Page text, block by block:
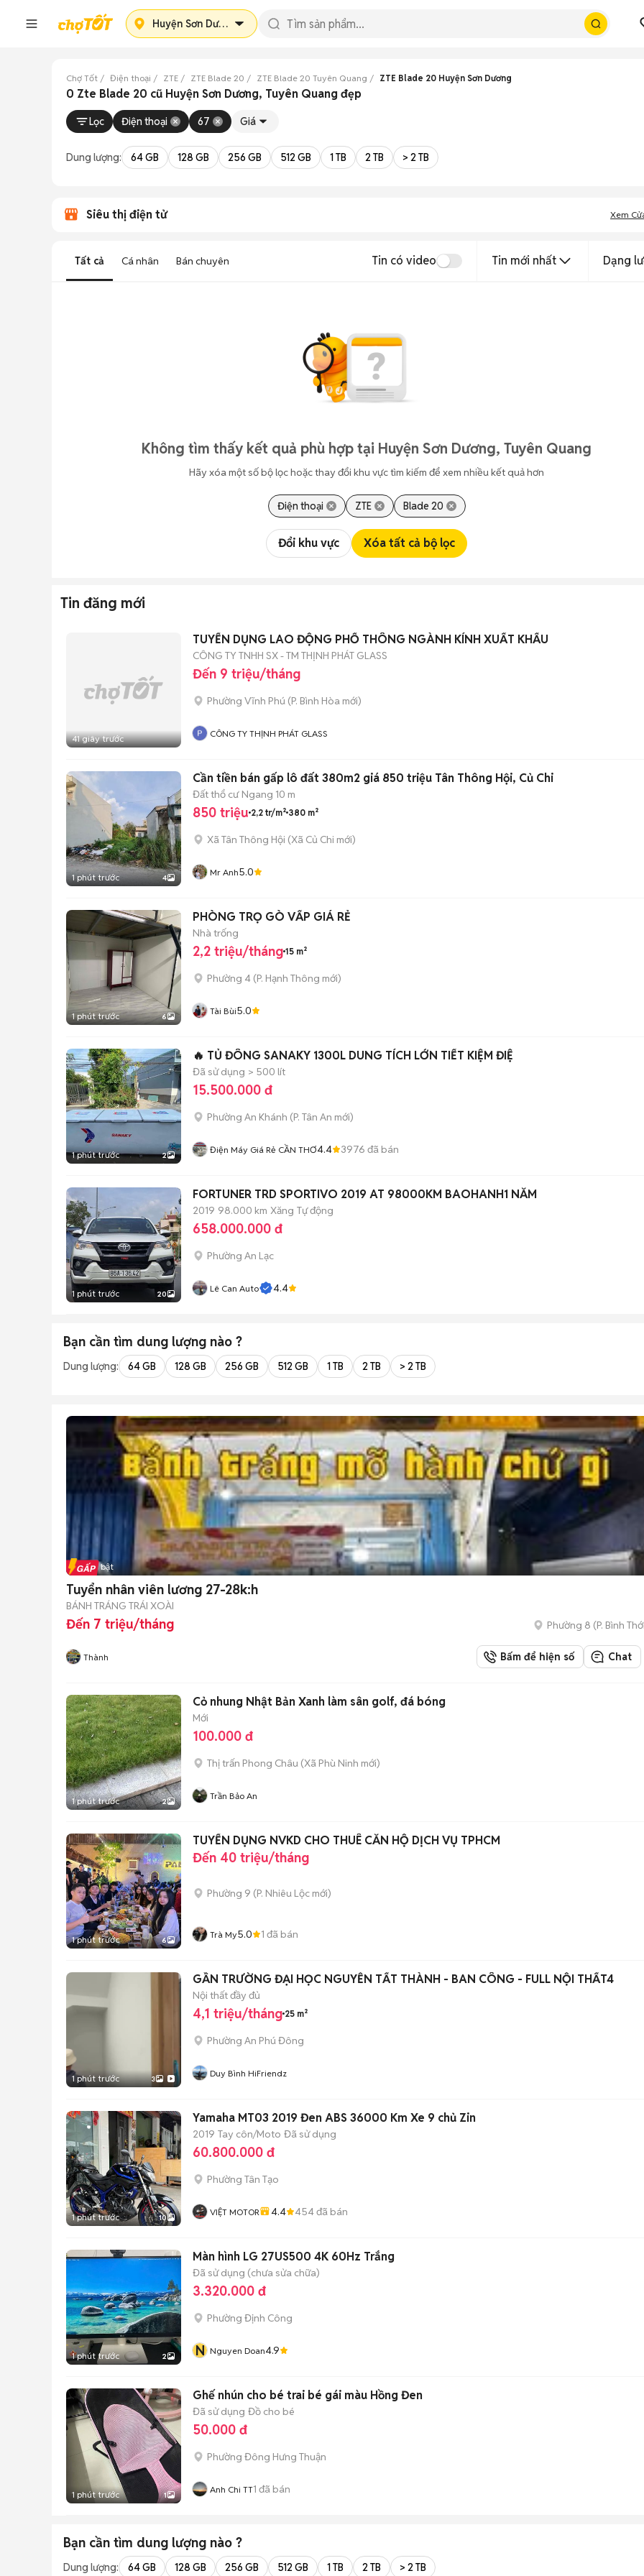
Huyện Sơn Dương
Chợ Tốt Điện thoại ZTE ZTE Blade 20 ZTE Blade 20 Tuyên Quang ZTE Blade 20 Huyện Sơn Dương
0 Zte Blade 20 cũ Huyện Sơn Dương, Tuyên Quang đẹp
Lọc Điện thoại 67 Giá
Dung lượng: 64 GB 128 GB 256 GB 512 GB 1 TB 2 TB > 2 TB
Siêu thị điện tử Xem
Tất cả Cá nhân Bán chuyên Tin có video Tin mới nhất Dạng
Không tìm thấy kết quả phù hợp tại Huyện Sơn Dương, Tuyên Quang
Hãy xóa một số bộ lọc hoặc thay đổi khu vực tìm kiếm để xem nhiều kết quả hơn
Điện thoại ZTE Blade 20
Đổi khu vực Xóa tất cả bộ lọc
Tin đăng mới
41 giây trước
TUYỂN DỤNG LAO ĐỘNG PHỔ THÔNG NGÀNH KÍNH XUẤT KHẨU
CÔNG TY TNHH SX - TM THỊNH PHÁT GLASS
Đến 9 triệu/tháng
Phường Vĩnh Phú (P. Bình Hòa mới)
CÔNG TY THỊNH PHÁT GLASS
1 phút trước 4
Cần tiền bán gấp lô đất 380m2 giá 850 triệu Tân Thông Hội, Củ Chi
Đất thổ cư Ngang 10 m
850 triệu 2,2 tr/m² 380 m²
Xã Tân Thông Hội (Xã Củ Chi mới)
Mr Anh5.0
1 phút trước 6
PHÒNG TRỌ GÒ VẤP GIÁ RẺ
Nhà trống
2,2 triệu/tháng 15 m²
Phường 4 (P. Hạnh Thông mới)
Tài Bùi5.0
1 phút trước 2
🔥 TỦ ĐÔNG SANAKY 1300L DUNG TÍCH LỚN TIẾT KIỆM ĐIỆ
Đã sử dụng > 500 lít
15.500.000 đ
Phường An Khánh (P. Tân An mới)
Điện Máy Giá Rẻ CẦN THƠ4.4 3976 đã bán
1 phút trước 20
FORTUNER TRD SPORTIVO 2019 AT 98000KM BAOHANH1 NĂM
2019 98.000 km Xăng Tự động
658.000.000 đ
Phường An Lạc
Lê Can Auto 4.4
Bạn cần tìm dung lượng nào ?
Dung lượng: 64 GB 128 GB 256 GB 512 GB 1 TB 2 TB > 2 TB
Tin nổi bật
Tuyển nhân viên lương 27-28k:h
BÁNH TRÁNG TRÁI XOÀI
Đến 7 triệu/tháng Phường 8 (P. Bình
Thành Bấm để hiện số Chat
1 phút trước 2
Cỏ nhung Nhật Bản Xanh làm sân golf, đá bóng
Mới
100.000 đ
Thị trấn Phong Châu (Xã Phù Ninh mới)
Trần Bảo An
1 phút trước 6
TUYỂN DỤNG NVKD CHO THUÊ CĂN HỘ DỊCH VỤ TPHCM
Đến 40 triệu/tháng
Phường 9 (P. Nhiêu Lộc mới)
Trà My5.0 1 đã bán
1 phút trước 3
GẦN TRƯỜNG ĐẠI HỌC NGUYỄN TẤT THÀNH - BAN CÔNG - FULL NỘI THẤT4
Nội thất đầy đủ
4,1 triệu/tháng 25 m²
Phường An Phú Đông
Duy Bình HiFriendz
1 phút trước 10
Yamaha MT03 2019 Đen ABS 36000 Km Xe 9 chủ Zin
2019 Tay côn/Moto Đã sử dụng
60.800.000 đ
Phường Tân Tạo
VIỆT MOTOR 4.4 454đã bán
1 phút trước 2
Màn hình LG 27US500 4K 60Hz Trắng
Đã sử dụng (chưa sửa chữa)
3.320.000 đ
Phường Định Công
N Nguyen Doan4.9
1 phút trước 1
Ghế nhún cho bé trai bé gái màu Hồng Đen
Đã sử dụng Đồ cho bé
50.000 đ
Phường Đông Hưng Thuận
Anh Chi TT1 đã bán
Bạn cần tìm dung lượng nào ?
Dung lượng: 64 GB 128 GB 256 GB 512 GB 1 TB 2 TB > 2 TB